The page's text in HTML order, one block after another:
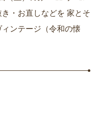
・お直しなどを 家とそ
ンテージ（令和の懐